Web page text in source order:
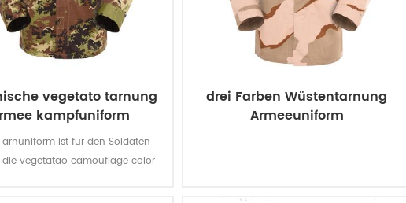
vegetato tarnung
kampfuniform
ist für den Soldaten
die vegetatao camouflage color
drei Farben Wüstentarnung
Armeeuniform